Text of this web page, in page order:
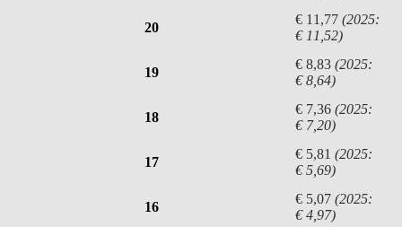
20
€ 11,77 (2025:
€ 11,52)
19
€ 8,83 (2025:
€ 8,64)
18
€ 7,36 (2025:
€ 7,20)
17
€ 5,81 (2025:
€ 5,69)
16
€ 5,07 (2025:
€ 4,97)